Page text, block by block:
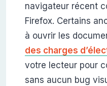
navigateur récent
Firefox. Certains
à ouvrir les
des charges
votre lecteur pour
sans aucun bug